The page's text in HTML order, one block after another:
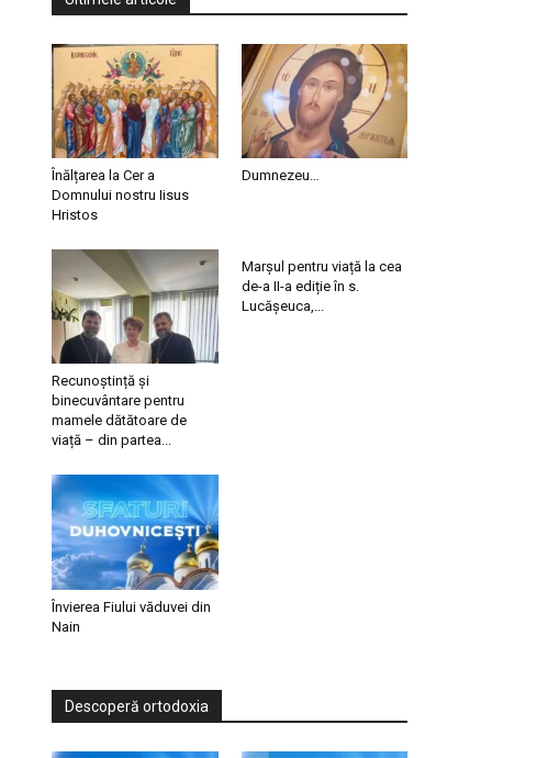
Înălțarea la Cer a
Domnului nostru Iisus
Hristos
Dumnezeu…
Recunoștință și
binecuvântare pentru
mamele dătătoare de
viață – din partea...
Marșul pentru viață la cea
de-a II-a ediție în s.
Lucășeuca,...
Învierea Fiului văduvei din
Nain
Descoperă ortodoxia